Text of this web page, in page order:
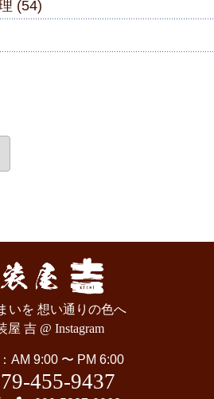
(54)
いを 想い通りの色へ
屋 吉 @ Instagram
AM 9:00 〜 PM 6:00
455-9437